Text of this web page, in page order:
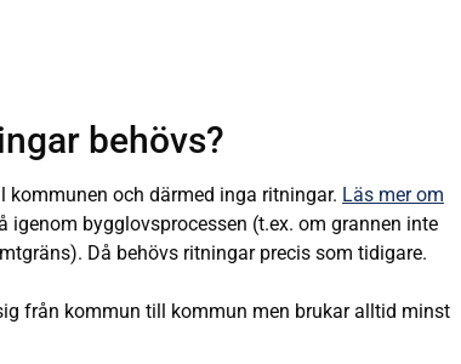
behövs?
kommunen och därmed inga ritningar. Läs mer om
bygglovsprocessen (t.ex. om grannen inte
Då behövs ritningar precis som tidigare.
från kommun till kommun men brukar alltid minst